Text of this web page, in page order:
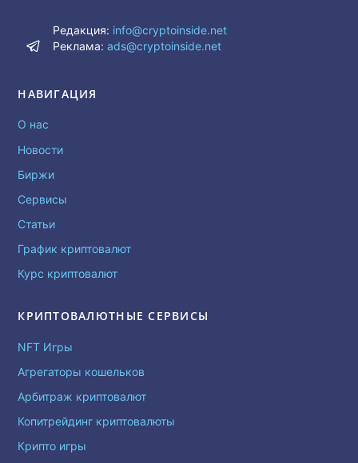
Редакция: info@cryptoinside.net
Реклама:ads@cryptoinside.net
НАВИГАЦИЯ
О нас
Новости
Биржи
Сервисы
Статьи
График криптовалют
Курс криптовалют
КРИПТОВАЛЮТНЫЕ СЕРВИСЫ
NFT Игры
Агрегаторы кошельков
Арбитраж криптовалют
Копитрейдинг криптовалюты
Крипто игры